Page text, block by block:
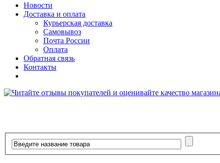
Новости
Доставка и оплата
Курьерская доставка
Самовывоз
Почта России
Оплата
Обратная связь
Контакты